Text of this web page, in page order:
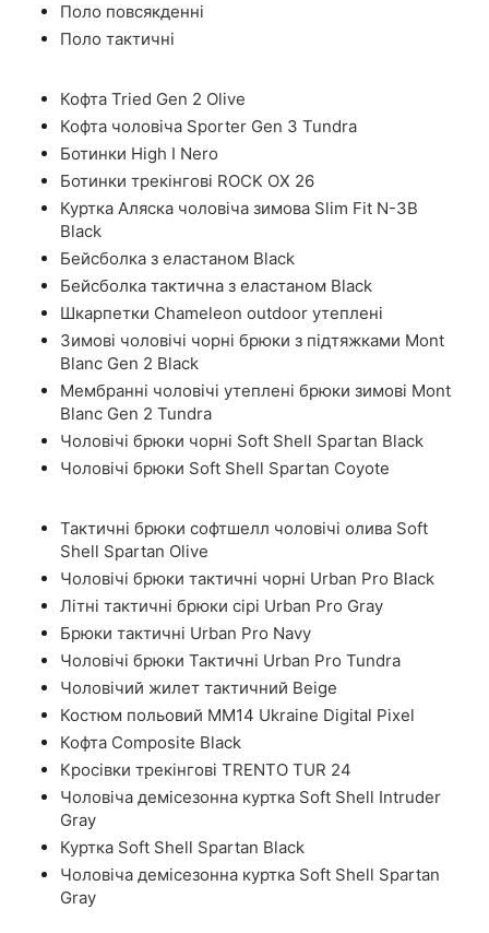
Поло повсякденні
Поло тактичні
Кофта Tried Gen 2 Olive
Кофта чоловіча Sporter Gen 3 Tundra
Ботинки High I Nero
Ботинки трекінгові ROCK OX 26
Куртка Аляска чоловіча зимова Slim Fit N-3B
Black
Бейсболка з еластаном Black
Бейсболка тактична з еластаном Black
Шкарпетки Chameleon outdoor утеплені
Зимові чоловічі чорні брюки з підтяжками Mont
Blanc Gen 2 Black
Мембранні чоловічі утеплені брюки зимові Mont
Blanc Gen 2 Tundra
Чоловічі брюки чорні Soft Shell Spartan Black
Чоловічі брюки Soft Shell Spartan Coyote
Тактичні брюки софтшелл чоловічі олива Soft
Shell Spartan Olive
Чоловічі брюки тактичні чорні Urban Pro Black
Літні тактичні брюки сірі Urban Pro Gray
Брюки тактичні Urban Pro Navy
Чоловічі брюки Тактичні Urban Pro Tundra
Чоловічий жилет тактичний Beige
Костюм польовий ММ14 Ukraine Digital Pixel
Кофта Composite Black
Кросівки трекінгові TRENTO TUR 24
Чоловіча демісезонна куртка Soft Shell Intruder
Gray
Куртка Soft Shell Spartan Black
Чоловіча демісезонна куртка Soft Shell Spartan
Gray